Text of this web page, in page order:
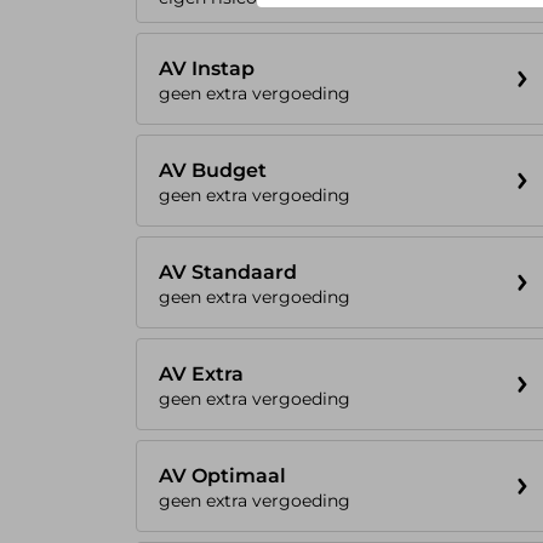
AV Instap
geen extra vergoeding
AV Budget
geen extra vergoeding
AV Standaard
geen extra vergoeding
AV Extra
geen extra vergoeding
AV Optimaal
geen extra vergoeding